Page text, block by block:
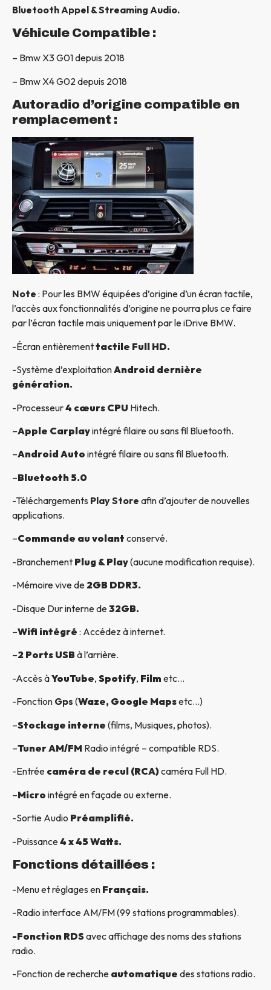
Bluetooth Appel & Streaming Audio.
Véhicule Compatible :
– Bmw X3 G01 depuis 2018
– Bmw X4 G02 depuis 2018
Autoradio d’origine compatible en
remplacement :
Note : Pour les BMW équipées d’origine d’un écran tactile,
l’accès aux fonctionnalités d’origine ne pourra plus ce faire
par l’écran tactile mais uniquement par le iDrive BMW.
-Écran entièrementtactile Full HD.
-Système d’exploitationAndroid dernière
génération.
-Processeur4 cœurs CPU Hitech.
–Apple Carplayintégré filaire ou sans fil Bluetooth.
–Android Auto intégré filaire ou sans fil Bluetooth.
–Bluetooth 5.0
-Téléchargements Play Store afin d’ajouter de nouvelles
applications.
–Commande au volant conservé.
-Branchement Plug & Play(aucune modification requise).
-Mémoire vive de 2GB DDR3.
-Disque Dur interne de32GB.
–Wifi intégré : Accédez à internet.
–2 Ports USBà l’arrière.
-Accès àYouTube, Spotify, Film etc…
-Fonction Gps (Waze, Google Mapsetc…)
–Stockage interne (films, Musiques, photos).
–Tuner AM/FM Radio intégré – compatible RDS.
-Entrée caméra de recul (RCA)caméra Full HD.
–Micro intégré en façade ou externe.
-Sortie Audio Préamplifié.
-Puissance4 x 45 Watts.
Fonctions détaillées :
-Menu et réglages en Français.
-Radio interface AM/FM (99 stations programmables).
-Fonction RDSavec affichage des noms des stations
radio.
-Fonction de recherche automatique des stations radio.